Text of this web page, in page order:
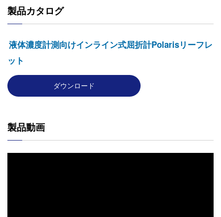
製品カタログ
液体濃度計測向けインライン式屈折計Polarisリーフレ
ット
ダウンロード
製品動画